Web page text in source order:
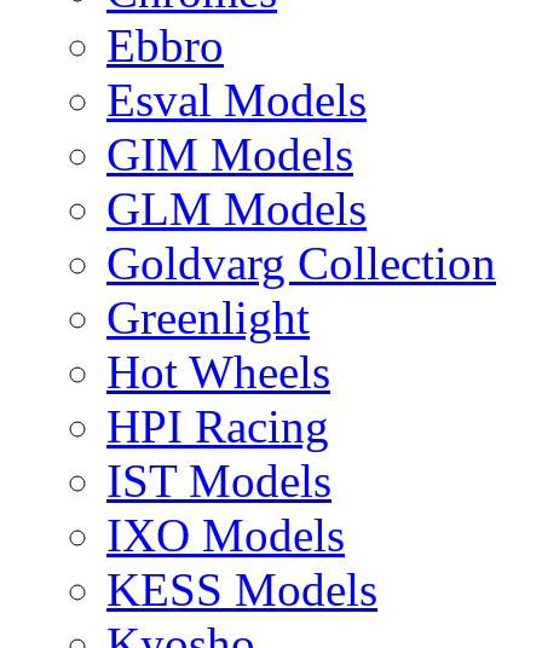
Ebbro
Esval Models
GIM Models
GLM Models
Goldvarg Collection
Greenlight
Hot Wheels
HPI Racing
IST Models
IXO Models
KESS Models